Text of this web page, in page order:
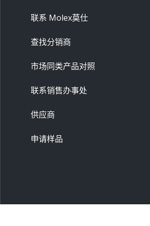
联系 Molex莫仕
查找分销商
市场同类产品对照
联系销售办事处
供应商
申请样品